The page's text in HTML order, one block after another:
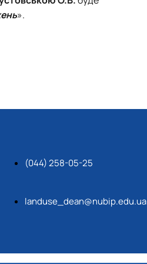
».
(044) 258-05-25
landuse_dean@nubip.edu.ua